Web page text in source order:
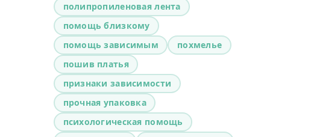
полипропиленовая лента
помощь близкому
помощь зависимым
похмелье
пошив платья
признаки зависимости
прочная упаковка
психологическая помощь